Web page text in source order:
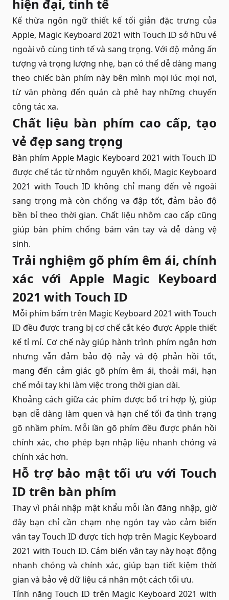
hiện đại, tinh tế
Kế thừa ngôn ngữ thiết kế tối giản đặc trưng của
Apple, Magic Keyboard 2021 with Touch ID sở hữu vẻ
ngoài vô cùng tinh tế và sang trọng. Với độ mỏng ấn
tượng và trọng lượng nhẹ, bạn có thể dễ dàng mang
theo chiếc bàn phím này bên mình mọi lúc mọi nơi,
từ văn phòng đến quán cà phê hay những chuyến
công tác xa.
Chất liệu bàn phím cao cấp, tạo
vẻ đẹp sang trọng
Bàn phím Apple Magic Keyboard 2021 with Touch ID
được chế tác từ nhôm nguyên khối, Magic Keyboard
2021 with Touch ID không chỉ mang đến vẻ ngoài
sang trọng mà còn chống va đập tốt, đảm bảo độ
bền bỉ theo thời gian. Chất liệu nhôm cao cấp cũng
giúp bàn phím chống bám vân tay và dễ dàng vệ
sinh.
Trải nghiệm gõ phím êm ái, chính
xác với Apple Magic Keyboard
2021 with Touch ID
Mỗi phím bấm trên Magic Keyboard 2021 with Touch
ID đều được trang bị cơ chế cắt kéo được Apple thiết
kế tỉ mỉ. Cơ chế này giúp hành trình phím ngắn hơn
nhưng vẫn đảm bảo độ nảy và độ phản hồi tốt,
mang đến cảm giác gõ phím êm ái, thoải mái, hạn
chế mỏi tay khi làm việc trong thời gian dài.
Khoảng cách giữa các phím được bố trí hợp lý, giúp
bạn dễ dàng làm quen và hạn chế tối đa tình trạng
gõ nhầm phím. Mỗi lần gõ phím đều được phản hồi
chính xác, cho phép bạn nhập liệu nhanh chóng và
chính xác hơn.
Hỗ trợ bảo mật tối ưu với Touch
ID trên bàn phím
Thay vì phải nhập mật khẩu mỗi lần đăng nhập, giờ
đây bạn chỉ cần chạm nhẹ ngón tay vào cảm biến
vân tay Touch ID được tích hợp trên Magic Keyboard
2021 with Touch ID. Cảm biến vân tay này hoạt động
nhanh chóng và chính xác, giúp bạn tiết kiệm thời
gian và bảo vệ dữ liệu cá nhân một cách tối ưu.
Tính năng Touch ID trên Magic Keyboard 2021 with